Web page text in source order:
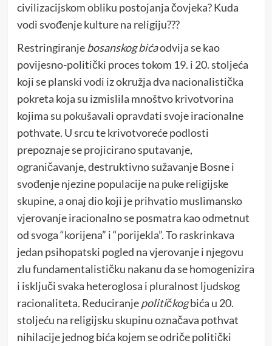
civilizacijskom obliku postojanja čovjeka? Kuda
vodi svođenje kulture na religiju???
Restringiranjebosanskog bićaodvija se kao
povijesno-politički proces tokom 19. i 20. stoljeća
koji se planski vodi iz okružja dva nacionalistička
pokreta koja su izmislila mnoštvo krivotvorina
kojima su pokušavali opravdati svoje iracionalne
pothvate. U srcu te krivotvoreće podlosti
prepoznaje se projicirano sputavanje,
ograničavanje, destruktivno sužavanje Bosne i
svođenje njezine populacije na puke religijske
skupine, a onaj dio koji je prihvatio muslimansko
vjerovanje iracionalno se posmatra kao odmetnut
od svoga “korijena” i “porijekla”. To raskrinkava
jedan psihopatski pogled na vjerovanje i njegovu
zlu fundamentalističku nakanu da se homogenizira
i isključi svaka heteroglosa i pluralnost ljudskog
racionaliteta. Reduciranjepolitičkogbića u 20.
stoljeću na religijsku skupinu označava pothvat
nihilacije jednog bića kojem se odriče politički